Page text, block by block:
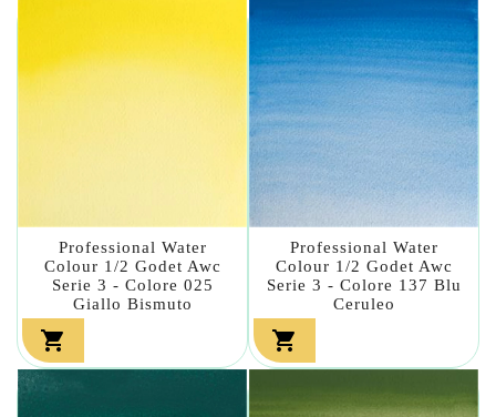
Professional Water
Colour 1/2 Godet Awc
Serie 3 - Colore 025
Giallo Bismuto

Professional Water
Colour 1/2 Godet Awc
Serie 3 - Colore 137 Blu
Ceruleo
